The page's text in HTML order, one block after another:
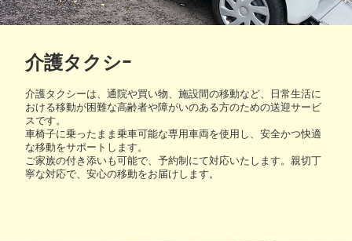
介護タクシｰ
介護タクシーは、通院や買い物、施設間の移動など、日常生活に
おける移動が困難な高齢者や障がいのある方のための送迎サービ
スです。
車椅子に乗ったまま乗車可能な専用車両を使用し、安全かつ快適
な移動をサポートします。
ご家族の付き添いも可能で、予約制にて対応いたします。親切丁
寧な対応で、安心の移動をお届けします。